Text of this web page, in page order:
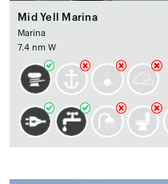
Mid Yell Marina
Marina
7.4 nm W